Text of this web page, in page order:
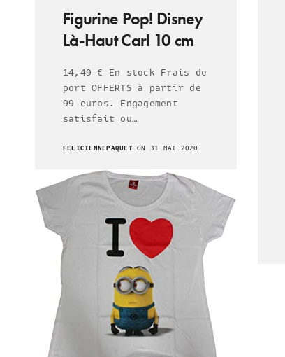
Figurine Pop! Disney
Là-Haut Carl 10 cm
14,49 € En stock Frais de
port OFFERTS à partir de
99 euros. Engagement
satisfait ou…
FELICIENNEPAQUETON 31 MAI 2020